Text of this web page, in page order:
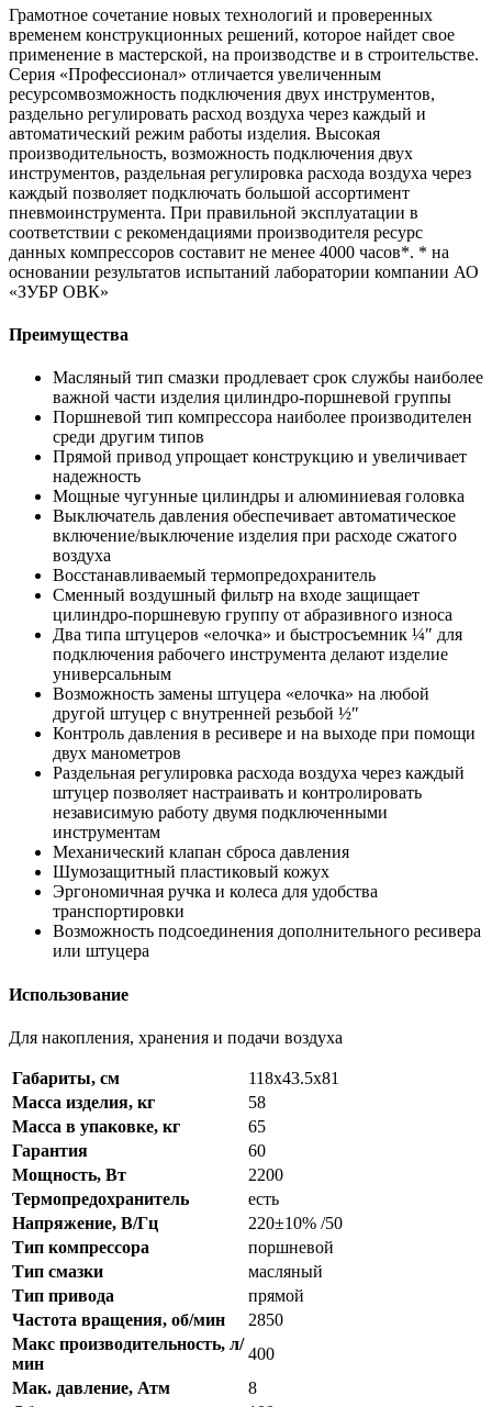
Грамотное сочетание новых технологий и проверенных
временем конструкционных решений, которое найдет свое
применение в мастерской, на производстве и в строительстве.
Серия «Профессионал» отличается увеличенным
ресурсомвозможность подключения двух инструментов,
раздельно регулировать расход воздуха через каждый и
автоматический режим работы изделия. Высокая
производительность, возможность подключения двух
инструментов, раздельная регулировка расхода воздуха через
каждый позволяет подключать большой ассортимент
пневмоинструмента. При правильной эксплуатации в
соответствии с рекомендациями производителя ресурс
данных компрессоров составит не менее 4000 часов*. * на
основании результатов испытаний лаборатории компании АО
«ЗУБР ОВК»
Преимущества
Масляный тип смазки продлевает срок службы наиболее
важной части изделия цилиндро-поршневой группы
Поршневой тип компрессора наиболее производителен
среди другим типов
Прямой привод упрощает конструкцию и увеличивает
надежность
Мощные чугунные цилиндры и алюминиевая головка
Выключатель давления обеспечивает автоматическое
включение/выключение изделия при расходе сжатого
воздуха
Восстанавливаемый термопредохранитель
Сменный воздушный фильтр на входе защищает
цилиндро-поршневую группу от абразивного износа
Два типа штуцеров «елочка» и быстросъемник ¼″ для
подключения рабочего инструмента делают изделие
универсальным
Возможность замены штуцера «елочка» на любой
другой штуцер с внутренней резьбой ½″
Контроль давления в ресивере и на выходе при помощи
двух манометров
Раздельная регулировка расхода воздуха через каждый
штуцер позволяет настраивать и контролировать
независимую работу двумя подключенными
инструментам
Механический клапан сброса давления
Шумозащитный пластиковый кожух
Эргономичная ручка и колеса для удобства
транспортировки
Возможность подсоединения дополнительного ресивера
или штуцера
Использование
Для накопления, хранения и подачи воздуха
Габариты, см
118х43.5х81
Масса изделия, кг
58
Масса в упаковке, кг
65
Гарантия
60
Мощность, Вт
2200
Термопредохранитель
есть
Напряжение, В/Гц
220±10% /50
Тип компрессора
поршневой
Тип смазки
масляный
Тип привода
прямой
Частота вращения, об/мин
2850
Макс производительность, л/
мин
400
Мак. давление, Атм
8